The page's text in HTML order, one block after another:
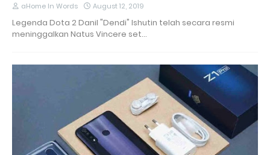
aHome In Words August 12, 2019
Legenda Dota 2 Danil "Dendi" Ishutin telah secara resmi
meninggalkan Natus Vincere set…